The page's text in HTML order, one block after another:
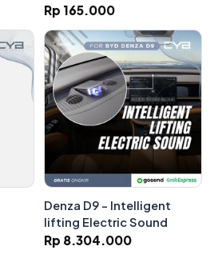
Rp 165.000
Denza D9 - Intelligent
lifting Electric Sound
Rp 8.304.000